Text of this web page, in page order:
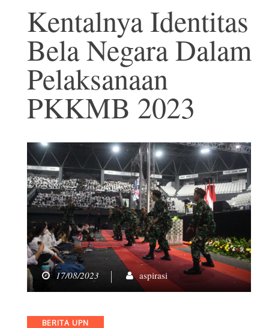
Kentalnya Identitas
Bela Negara Dalam
Pelaksanaan
PKKMB 2023
17/08/2023 aspirasi
Categories
BERITA UPN